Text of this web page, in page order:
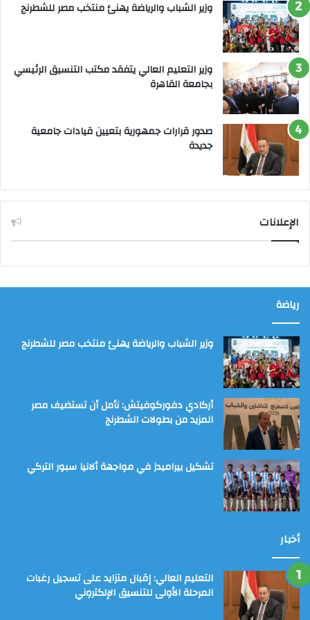
وزير الشباب والرياضة يهنئ منتخب مصر للشطرنج
وزير التعليم العالي يتفقد مكتب التنسيق الرئيسي
بجامعة القاهرة
صدور قرارات جمهورية بتعيين قيادات جامعية
جديدة
الإعلانات
رياضة
وزير الشباب والرياضة يهنئ منتخب مصر للشطرنج
أركادي دفوركوفيتش: نأمل أن تستضيف مصر
المزيد من بطولات الشطرنج
تشكيل بيراميدز في مواجهة ألانيا سبور التركي
أخبار
التعليم العالي: إقبال متزايد على تسجيل رغبات
المرحلة الأولى للتنسيق الإلكتروني